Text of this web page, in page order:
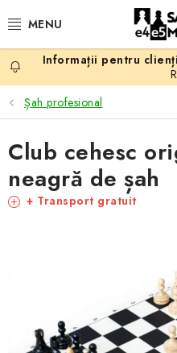
PROMOTII
ȘAH
PIESE DE ȘAH
TABLE DE ȘAH
ANTICARIAT
Șah profesional
Club cehesc
neagră de șah
+ Transport gratuit